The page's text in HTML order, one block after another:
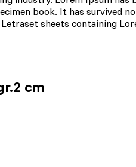
book. It has survived
sheets containing
cm
Zapisz moje preferencje